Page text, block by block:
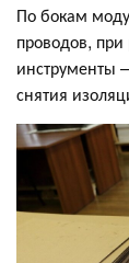
По бокам
проводов,
инструменты
снятия